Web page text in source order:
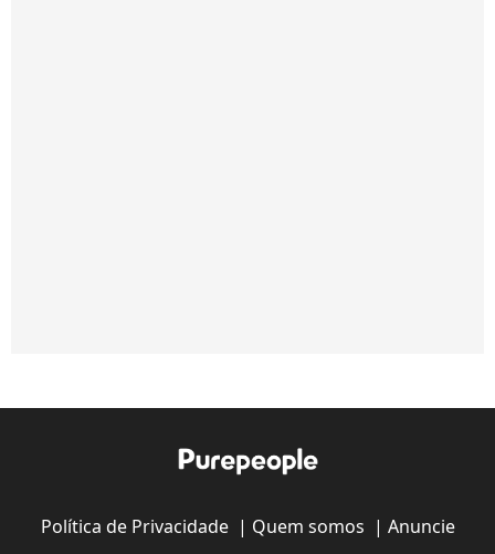
Política de Privacidade| Quem somos | Anuncie